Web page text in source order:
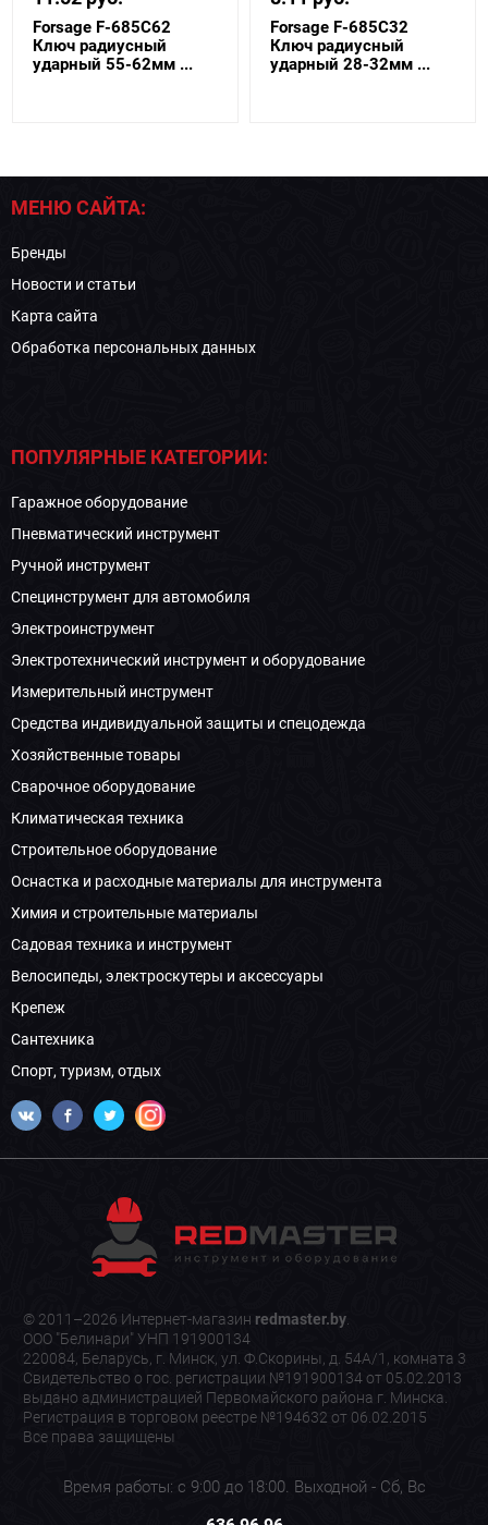
Forsage F-685C62
Ключ радиусный
ударный 55-62мм ...
Forsage F-685C32
Ключ радиусный
ударный 28-32мм ...
МЕНЮ САЙТА:
Бренды
Новости и статьи
Карта сайта
Обработка персональных данных
ПОПУЛЯРНЫЕ КАТЕГОРИИ:
Гаражное оборудование
Пневматический инструмент
Ручной инструмент
Специнструмент для автомобиля
Электроинструмент
Электротехнический инструмент и оборудование
Измерительный инструмент
Средства индивидуальной защиты и спецодежда
Хозяйственные товары
Сварочное оборудование
Климатическая техника
Строительное оборудование
Оснастка и расходные материалы для инструмента
Химия и строительные материалы
Садовая техника и инструмент
Велосипеды, электроскутеры и аксессуары
Крепеж
Сантехника
Спорт, туризм, отдых
© 2011–2026 Интернет-магазин redmaster.by.
ООО "Белинари" УНП 191900134
220084, Беларусь, г. Минск, ул. Ф.Скорины, д. 54А/1, комната 3
Свидетельство о гос. регистрации №191900134 от 05.02.2013
выдано администрацией Первомайского района г. Минска.
Регистрация в торговом реестре №194632 от 06.02.2015
Все права защищены
Время работы: с 9:00 до 18:00. Выходной - Сб, Вс